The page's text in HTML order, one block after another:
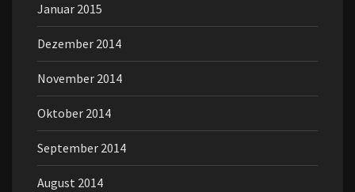
Januar 2015
Dezember 2014
November 2014
Oktober 2014
September 2014
August 2014